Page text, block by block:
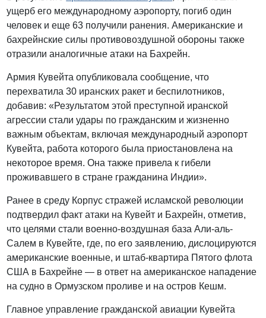
ущерб его международному аэропорту, погиб один
человек и еще 63 получили ранения. Американские и
бахрейнские силы противовоздушной обороны также
отразили аналогичные атаки на Бахрейн.
Армия Кувейта опубликовала сообщение, что
перехватила 30 иранских ракет и беспилотников,
добавив: «Результатом этой преступной иранской
агрессии стали удары по гражданским и жизненно
важным объектам, включая международный аэропорт
Кувейта, работа которого была приостановлена на
некоторое время. Она также привела к гибели
проживавшего в стране гражданина Индии».
Ранее в среду Корпус стражей исламской революции
подтвердил факт атаки на Кувейт и Бахрейн, отметив,
что целями стали военно-воздушная база Али-аль-
Салем в Кувейте, где, по его заявлению, дислоцируются
американские военные, и штаб-квартира Пятого флота
США в Бахрейне — в ответ на американское нападение
на судно в Ормузском проливе и на остров Кешм.
Главное управление гражданской авиации Кувейта